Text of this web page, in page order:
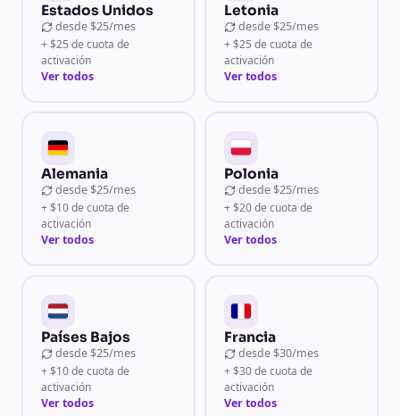
Estados Unidos
desde $25/mes
+ $25 de cuota de
activación
Ver todos
Letonia
desde $25/mes
+ $25 de cuota de
activación
Ver todos
Alemania
desde $25/mes
+ $10 de cuota de
activación
Ver todos
Polonia
desde $25/mes
+ $20 de cuota de
activación
Ver todos
Países Bajos
desde $25/mes
+ $10 de cuota de
activación
Ver todos
Francia
desde $30/mes
+ $30 de cuota de
activación
Ver todos